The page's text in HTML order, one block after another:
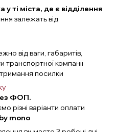
ті міста, де є відділення
залежать від
від ваги, габаритів,
компанії
посилки
ФОП.
різні варіанти оплати
mono